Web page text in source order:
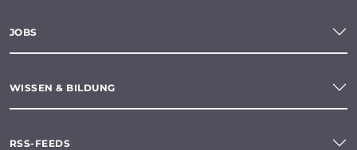
JOBS
WISSEN & BILDUNG
RSS-FEEDS